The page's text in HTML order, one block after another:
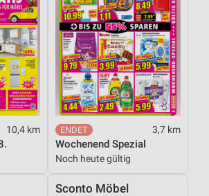
10,4 km 3,7 km
Wochenend Spezial
Noch heute gültig
Sconto Möbel